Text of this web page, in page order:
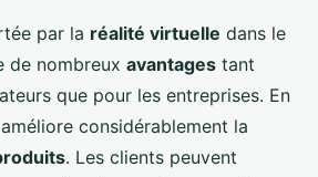
par la réalité virtuelle dans le
de nombreux avantages tant
que pour les entreprises. En
considérablement la
. Les clients peuvent